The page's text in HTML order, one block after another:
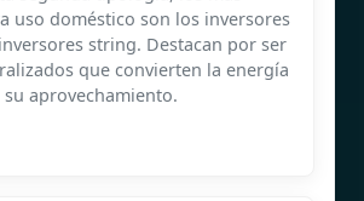
uso doméstico son los inversores
string. Destacan por ser
que convierten la energía
aprovechamiento.